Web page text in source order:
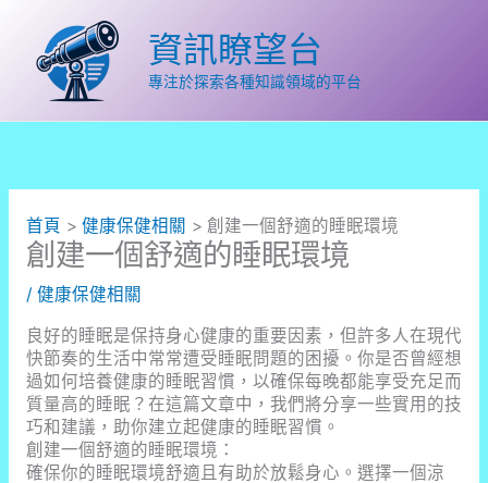
容
資訊瞭望台
專注於探索各種知識領域的平台
首頁 健康保健相關 創建一個舒適的睡眠環境
創建一個舒適的睡眠環境
/ 健康保健相關
良好的睡眠是保持身心健康的重要因素，但許多人在現代
快節奏的生活中常常遭受睡眠問題的困擾。你是否曾經想
過如何培養健康的睡眠習慣，以確保每晚都能享受充足而
質量高的睡眠？在這篇文章中，我們將分享一些實用的技
巧和建議，助你建立起健康的睡眠習慣。
創建一個舒適的睡眠環境：
確保你的睡眠環境舒適且有助於放鬆身心。選擇一個涼